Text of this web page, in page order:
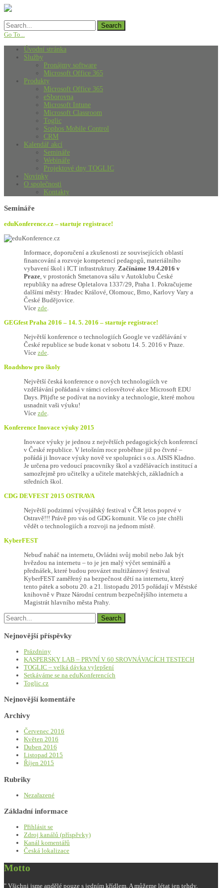
Go To...
Úvodní stránka
Služby
Pronájmy software
Microsoft Office 365
Produkty
Microsoft Office 365
eSborovna
Microsoft Intune
Microsoft Classroom
Toglic
Sophos Mobile Control
CRM
Kalendář akcí
Semináře
Webináře
Projektové dny TOGLIC
Novinky
O společnosti
Kontakty
Semináře
eduKonference.cz – startuje registrace!
Informace, doporučení a zkušenosti ze souvisejících oblastí
financování a rozvoje kompetencí pedagogů, materiálního
vybavení škol i ICT infrastruktury. Začínáme 19.4.2016 v
Praze, v prostorách Smetanova sálu v Autoklubu České
republiky na adrese Opletalova 1337/29, Praha 1. Pokračujeme
dalšími městy: Hradec Králové, Olomouc, Brno, Karlovy Vary a
České Budějovice.
Více zde.
GEGfest Praha 2016 – 14. 5. 2016 – startuje registrace!
Největší konference o technologiích Google ve vzdělávání v
České republice se bude konat v sobotu 14. 5. 2016 v Praze.
Více zde.
Roadshow pro školy
Největší česká konference o nových technologiích ve
vzdělávání pořádaná v rámci celosvětové akce Microsoft EDU
Days. Přijďte se podívat na novinky a technologie, které mohou
usnadnit vaši výuku!
Více zde.
Konference Inovace výuky 2015
Inovace výuky je jednou z největších pedagogických konferencí
v České republice. V letošním roce proběhne již po čtvrté –
pořádá ji Inovace výuky nově ve spolupráci s o.s. AISIS Kladno.
Je určena pro vedoucí pracovníky škol a vzdělávacích institucí a
samozřejmě pro učitelky a učitele mateřských, základních a
středních škol.
CDG DEVFEST 2015 OSTRAVA
Největší podzimní vývojářský festival v ČR letos poprvé v
Ostravě!!! Právě pro vás od GDG komunit. Vše co jste chtěli
vědět o technologiích a rozvoji na jednom místě.
KyberFEST
Nebuď naháč na internetu, Ovládni svůj mobil nebo Jak být
hvězdou na internetu – to je jen malý výčet seminářů a
přednášek, které budou provázet multižánrový festival
KyberFEST zaměřený na bezpečnost dětí na internetu, který
tento pátek a sobotu 20. a 21. listopadu 2015 pořádají v Městské
knihovně v Praze Národní centrum bezpečnějšího internetu a
Magistrát hlavního města Prahy.
Nejnovější příspěvky
Prázdniny
KASPERSKY LAB – PRVNÍ V 60 SROVNÁVACÍCH TESTECH
TOGLIC – velká dávka vylepšení
Setkáváme se na eduKonferencích
Toglic.cz
Nejnovější komentáře
Archivy
Červenec 2016
Květen 2016
Duben 2016
Listopad 2015
Říjen 2015
Rubriky
Nezařazené
Základní informace
Přihlásit se
Zdroj kanálů (příspěvky)
Kanál komentářů
Česká lokalizace
Motto
" Všichni jsme andělé pouze s jedním křídlem. A můžeme létat jen tehdy,